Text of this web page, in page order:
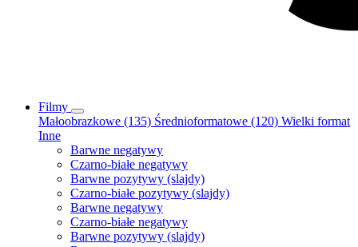
Filmy
Małoobrazkowe (135) Średnioformatowe (120) Wielki format
Inne
Barwne negatywy
Czarno-białe negatywy
Barwne pozytywy (slajdy)
Czarno-białe pozytywy (slajdy)
Barwne negatywy
Czarno-białe negatywy
Barwne pozytywy (slajdy)